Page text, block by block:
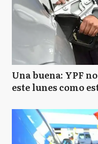
Una buena: YPF
este lunes como